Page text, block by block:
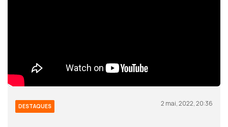
DESTAQUES 2 mai, 2022, 20:36